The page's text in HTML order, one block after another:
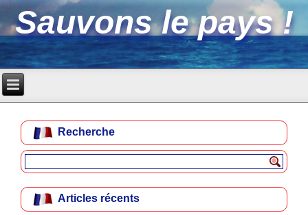
Sauvons le pays !
Recherche
Articles récents